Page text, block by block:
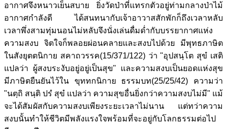
อากาศจึงหนาวเย็นสบาย ยิ่งวัดป่าที่แทรกตัวอยู่ท่ามกลางป่าไม้
อากาศกำลังดี ได้สนทนากับเจ้าอาวาสสักพักก็ถึงเวลาหลับ
เวลาพึ่งสามทุ่มนอนไม่หลับจึงนั่งเล่นดื่มด่ำกับบรรยากาศแห่ง
ความสงบ จิตใจก็พลอยผ่อนคลายและสงบไปด้วย มีพุทธภาษิต
ในสังยุตตนิกาย สคาถวรรค(15/371/122) ว่า "อุปสนฺโต สุขํ เสติ
แปลว่า ผู้สงบระงับอยู่อยู่เป็นสุข" และความสงบเป็นยอดแห่งสุข
มีภาษิตยืนยันไว้ใน ขุททกนิกาย ธรรมบท(25/25/42) ความว่า
"นตฺถิ สนฺติ ปรํ สุขํ แปลว่า ความสุขอื่นยิ่งกว่าความสงบไม่มี" แม้
จะได้สัมผัสกับความสงบเพียงระยะเวลาไม่นาน แต่ทว่าความ
สงบนั้นทำให้ชีวิตมีพลังแรงใจพร้อมที่จะอยู่กับโลกธรรมต่อไป